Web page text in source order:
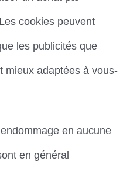
cookies peuvent
les publicités que
mieux adaptées à vous-
en aucune
en général